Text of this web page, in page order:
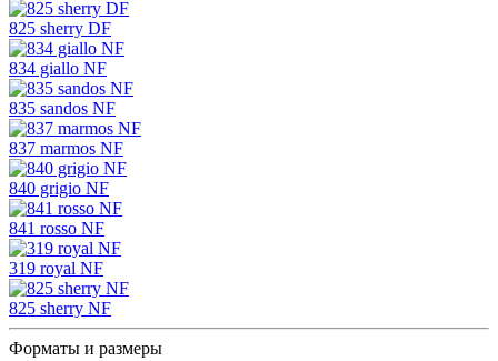
825 sherry DF
834 giallo NF
835 sandos NF
837 marmos NF
840 grigio NF
841 rosso NF
319 royal NF
825 sherry NF
Форматы и размеры